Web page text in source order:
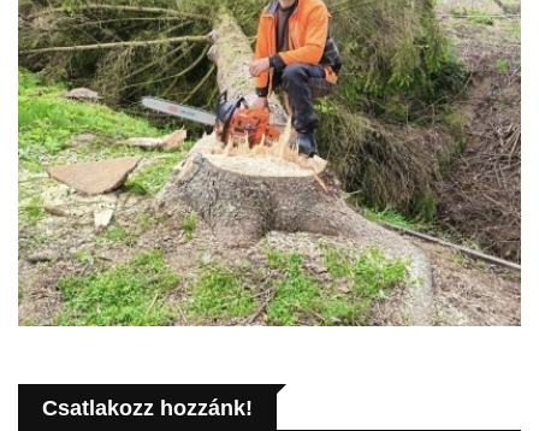
Csatlakozz hozzánk!